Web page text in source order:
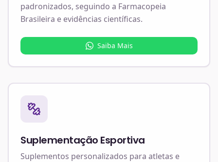
padronizados, seguindo a Farmacopeia
Brasileira e evidências científicas.
Saiba Mais
Suplementação Esportiva
Suplementos personalizados para atletas e